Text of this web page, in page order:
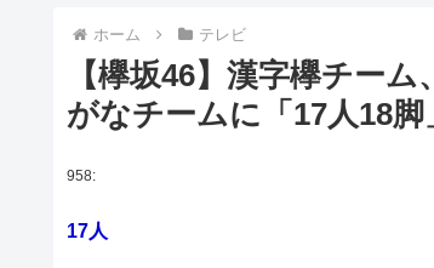
ホーム テレビ
【欅坂46】漢字欅チー
がなチームに「17人18
958:
17人